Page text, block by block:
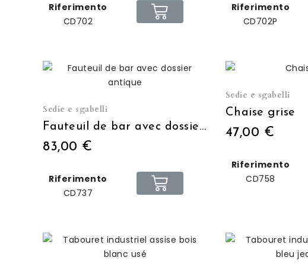
Riferimento
CD702
Riferimento
CD702P
Sedie e sgabelli
Fauteuil de bar avec dossier antique
83,00 €
Riferimento
CD737
Sedie e sgabelli
Chaise grise
47,00 €
Riferimento
CD758